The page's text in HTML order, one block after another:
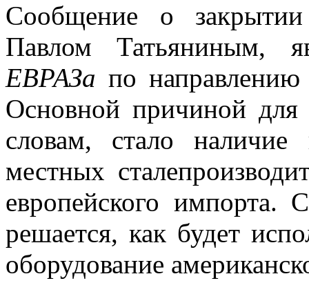
Сообщение о закрытии
Павлом Татьяниным,
ЕВРАЗа по направлению
Основной причиной для
словам, стало наличие
местных
европейского импорта.
решается, как будет
оборудование